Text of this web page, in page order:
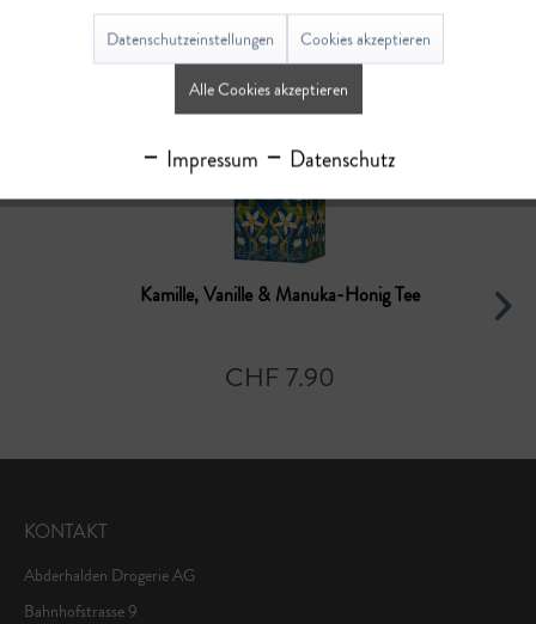
Ähnliche Artikel
Kamille, Vanille & Manuka-Honig Tee
CHF 7.90
KONTAKT
Abderhalden Drogerie AG
Bahnhofstrasse 9
Datenschutzeinstellungen Cookies akzeptieren
Alle Cookies akzeptieren
Impressum Datenschutz